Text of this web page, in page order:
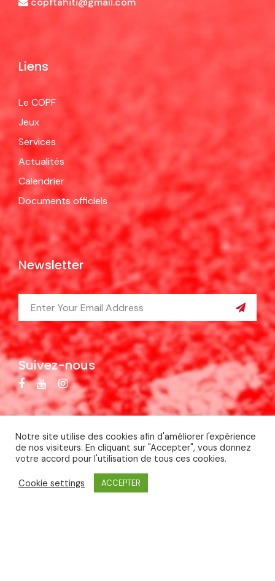
Liens
Le COPF
Jeux
Services
Actualités
Calendrier
Documents officiels
Newsletter
Suivez-nous
Copyright ©2026 Comité Olympique de Polynésie
Française (COPF). Tous droits réservés.
légales - Site réalisé par
Notre site utilise des cookies afin d'améliorer l'expérience
de nos visiteurs. En cliquant sur "Accepter", vous donnez
votre accord pour l'utilisation de tous ces cookies.
Cookie settings
ACCEPTER